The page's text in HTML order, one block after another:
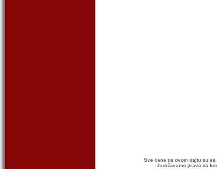
Sve cene na ovom sajtu su
Zadržavamo pravo na